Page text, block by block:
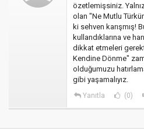
özetlemişsiniz.
olan "Ne Mutlu
ki sehven karışmış!
kullandıklarına ve
dikkat etmeleri
Kendine Dönme"
olduğumuzu
gibi yaşamalıyız.
Yanıtla (0)